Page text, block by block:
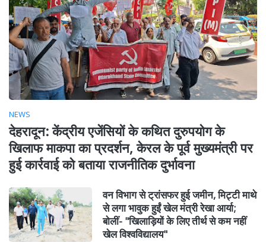
NEWS
देहरादून: केंद्रीय एजेंसियों के कथित दुरुपयोग के
खिलाफ माकपा का प्रदर्शन, केरल के पूर्व मुख्यमंत्री पर
हुई कार्रवाई को बताया राजनीतिक दुर्भावना
वन विभाग से ट्रांसफर हुई जमीन, मिट्टी माथे
से लगा भावुक हुईं खेल मंत्री रेखा आर्या;
बोलीं- "खिलाड़ियों के लिए तीर्थ से कम नहीं
खेल विश्वविद्यालय"